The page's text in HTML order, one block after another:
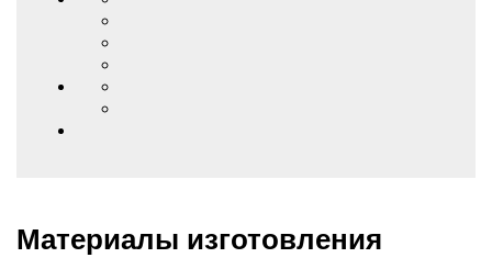
Материалы изготовления